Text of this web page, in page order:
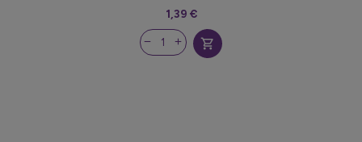
1,39 €
shopping_cart